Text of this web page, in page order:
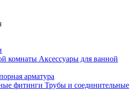
Аксессуары для ванной
арматура
Трубы и соединительные